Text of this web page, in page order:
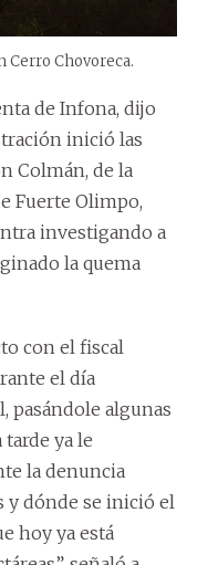
Cerro Chovoreca.
de Infona, dijo
inició las
Colmán, de la
Fuerte Olimpo,
investigando a
la quema
con el fiscal
el día
pasándole algunas
ya le
la denuncia
y dónde se inició el
hoy ya está